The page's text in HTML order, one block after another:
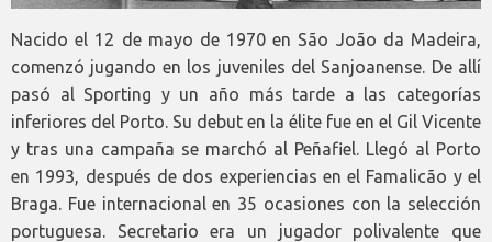
Nacido el 12 de mayo de 1970 en São João da Madeira,
comenzó jugando en los juveniles del Sanjoanense. De allí
pasó al Sporting y un año más tarde a las categorías
inferiores del Porto. Su debut en la élite fue en el Gil Vicente
y tras una campaña se marchó al Peñafiel. Llegó al Porto
en 1993, después de dos experiencias en el Famalicão y el
Braga. Fue internacional en 35 ocasiones con la selección
portuguesa. Secretario era un jugador polivalente que